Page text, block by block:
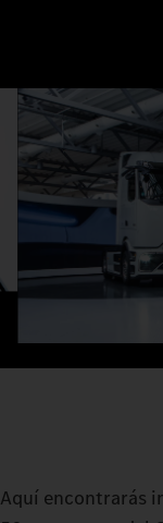
Aquí encontrarás